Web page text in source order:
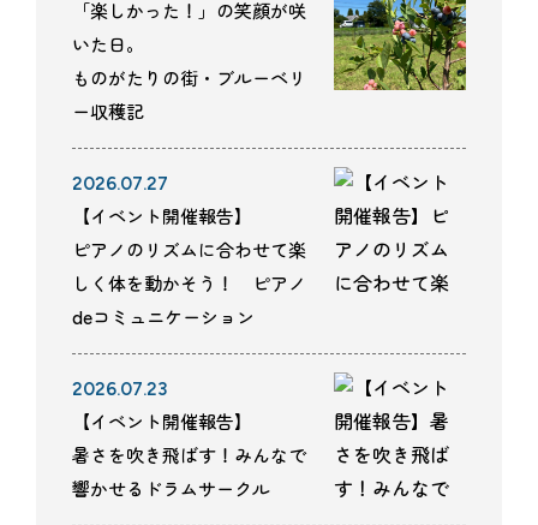
「楽しかった！」の笑顔が咲
いた日。
ものがたりの街・ブルーベリ
ー収穫記
2026.07.27
【イベント開催報告】
ピアノのリズムに合わせて楽
しく体を動かそう！ ピアノ
deコミュニケーション
2026.07.23
【イベント開催報告】
暑さを吹き飛ばす！みんなで
響かせるドラムサークル